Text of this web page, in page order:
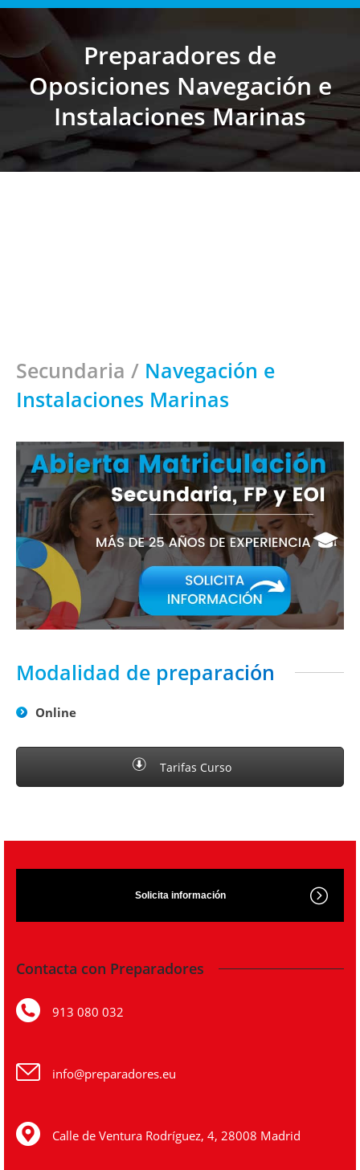
Preparadores de
Oposiciones Navegación e
Instalaciones Marinas
Estás aquí:
Secundaria / Navegación e
Instalaciones Marinas
Modalidad de preparación
Online
Tarifas Curso
Solicita información
Contacta con Preparadores
913 080 032
info@preparadores.eu
Calle de Ventura Rodríguez, 4, 28008 Madrid